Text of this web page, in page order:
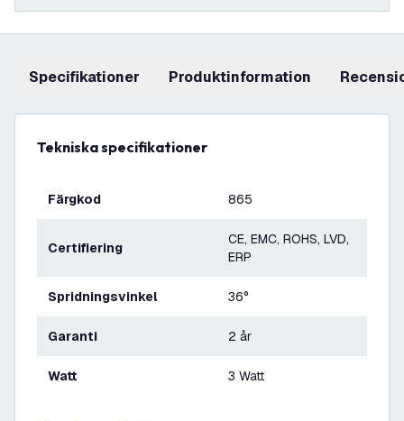
Specifikationer produktinformation
Tekniska specifikationer
Färgkod 865
Certifiering
CE, EMC, ROHS, LVD,
ERP
Spridningsvinkel 36°
Garanti 2 år
Watt 3 Watt